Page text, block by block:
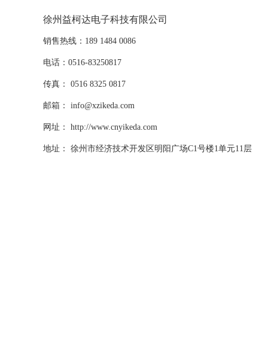
徐州益柯达电子科技有限公司
销售热线：189 1484 0086
电话：0516-83250817
传真： 0516 8325 0817
邮箱： info@xzikeda.com
网址： http://www.cnyikeda.com
地址： 徐州市经济技术开发区明阳广场C1号楼1单元11层